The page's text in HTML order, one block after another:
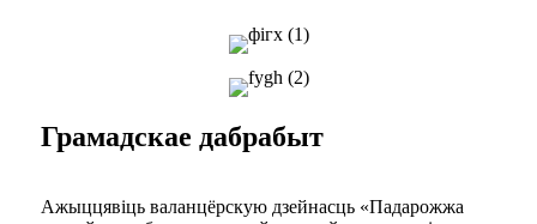
Грамадскае дабрабыт
Ажыццявіць валанцёрскую дзейнасць «Падарожжа